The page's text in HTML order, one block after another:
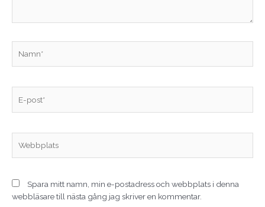
post*
Spara mitt namn, min e-postadress och webbplats i denna
webbläsare till nästa gång jag skriver en kommentar.